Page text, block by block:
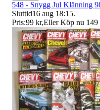
548 - Snygg Jul Klänning
Sluttid16 aug 18:15.
Pris:99 kr,Eller Köp nu 149